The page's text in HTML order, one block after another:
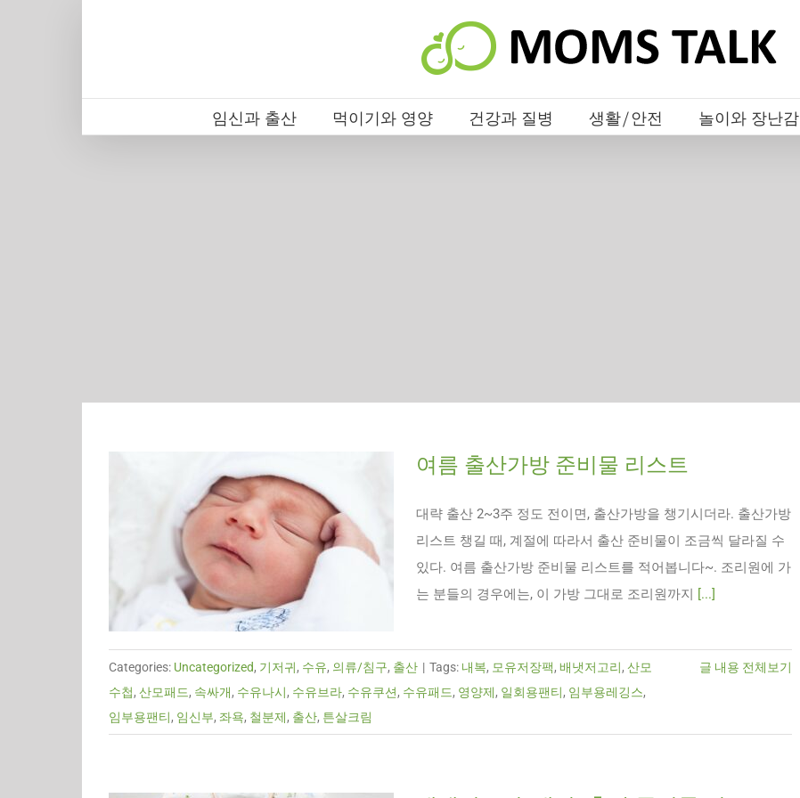
임신과 출산 먹이기와 영양 건강과 질병 생활/안전 놀이와 장난감
여름 출산가방 준비물 리스트
대략 출산 2~3주 정도 전이면, 출산가방을 챙기시더라. 출산가방
리스트 챙길 때, 계절에 따라서 출산 준비물이 조금씩 달라질 수
있다. 여름 출산가방 준비물 리스트를 적어봅니다~. 조리원에 가
는 분들의 경우에는, 이 가방 그대로 조리원까지 [...]
Categories: Uncategorized, 기저귀, 수유, 의류/침구, 출산 | Tags: 내복, 모유저장팩, 배냇저고리, 산모
수첩, 산모패드, 속싸개, 수유나시, 수유브라, 수유쿠션, 수유패드, 영양제, 일회용팬티, 임부용레깅스,
임부용팬티, 임신부, 좌욕, 철분제, 출산, 튼살크림
글 내용 전체보기